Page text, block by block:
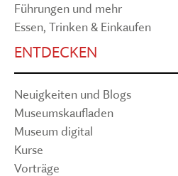
Führungen und mehr
Essen, Trinken & Einkaufen
ENTDECKEN
Neuigkeiten und Blogs
Museumskaufladen
Museum digital
Kurse
Vorträge